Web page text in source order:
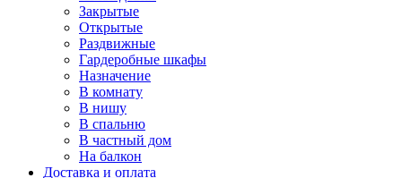
Закрытые
Открытые
Раздвижные
Гардеробные шкафы
Назначение
В комнату
В нишу
В спальню
В частный дом
На балкон
Доставка и оплата